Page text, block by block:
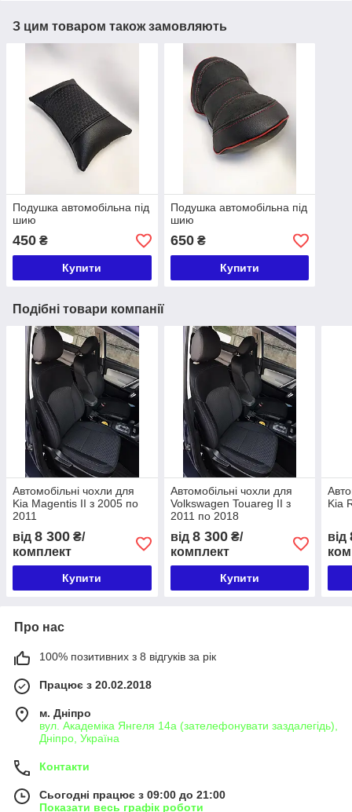
З цим товаром також замовляють
Подушка автомобільна під
шию
450 ₴
Купити
Подушка автомобільна під
шию
650₴
Купити
Подібні товари компанії
Автомобільні чохли для
Kia Magentis II з 2005 по
2011
від 8 300 ₴/
комплект
Купити
Автомобільні чохли для
Volkswagen Touareg II з
2011 по 2018
від 8 300₴/
комплект
Купити
Kia
від
Про нас
100% позитивних з 8 відгуків за рік
Працює з 20.02.2018
м. Дніпро
вул. Академіка Янгеля 14а (зателефонувати заздалегідь),
Дніпро, Україна
Контакти
Сьогодні працює з 09:00 до 21:00
Показати весь графік роботи